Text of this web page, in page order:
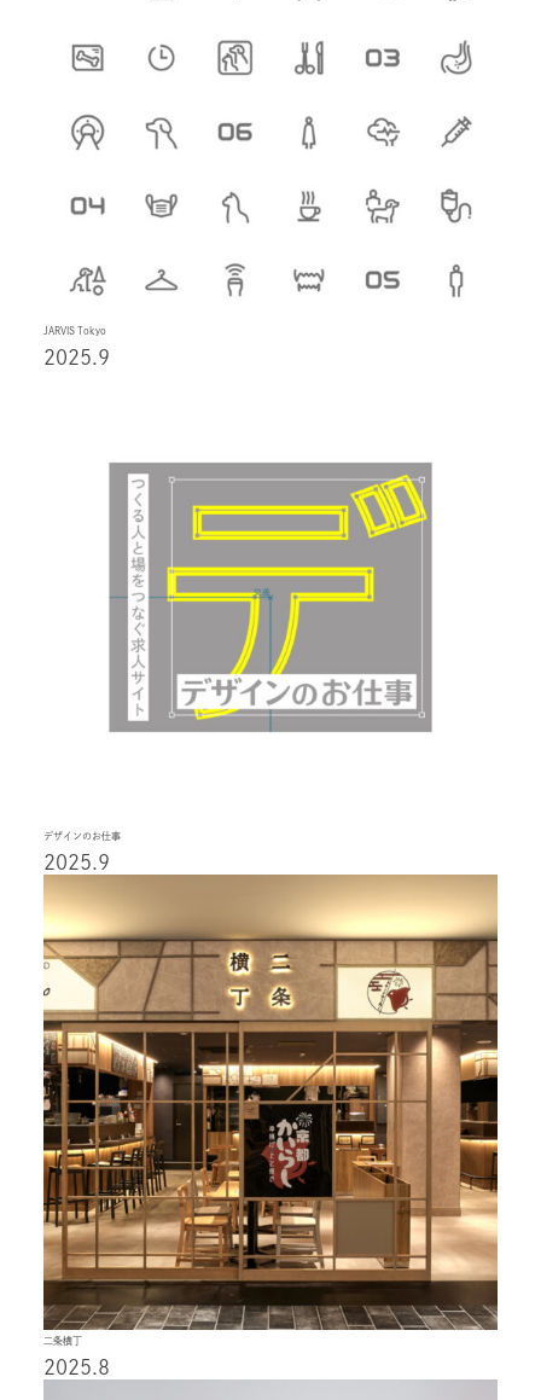
JARVIS Tokyo
2025.9
デザインのお仕事
2025.9
二条横丁
2025.8